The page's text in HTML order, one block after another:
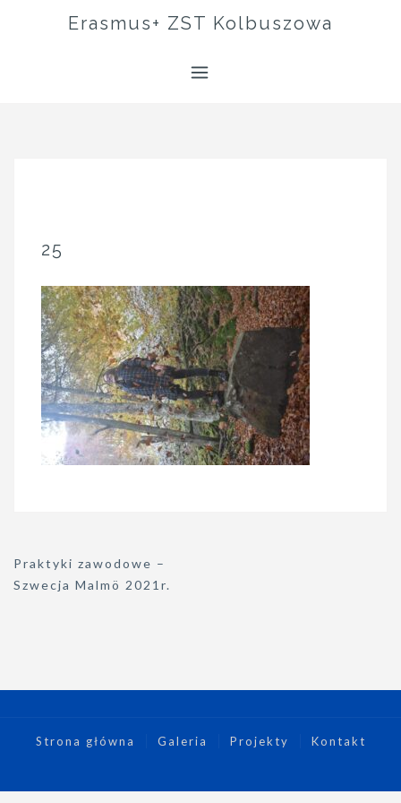
Erasmus+ ZST Kolbuszowa
25
Nawigacja
wpisu
Praktyki zawodowe –
Szwecja Malmö 2021r.
Strona główna Galeria Projekty Kontakt